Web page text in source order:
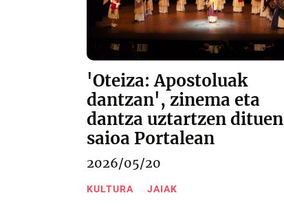
'Oteiza: Apostoluak
dantzan', zinema eta
dantza uztartzen dituen
saioa Portalean
2026/05/20
KULTURA JAIAK